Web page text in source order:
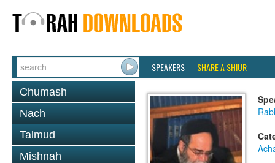
SPEAKERS SHARE A SHIUR
Chumash
Nach
Talmud
Mishnah